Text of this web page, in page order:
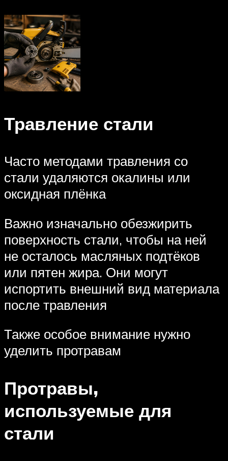
Травление стали
Часто методами травления со
стали удаляются окалины или
оксидная плёнка
Важно изначально обезжирить
поверхность стали, чтобы на ней
не осталось масляных подтёков
или пятен жира. Они могут
испортить внешний вид материала
после травления
Также особое внимание нужно
уделить протравам
Протравы,
используемые для
стали